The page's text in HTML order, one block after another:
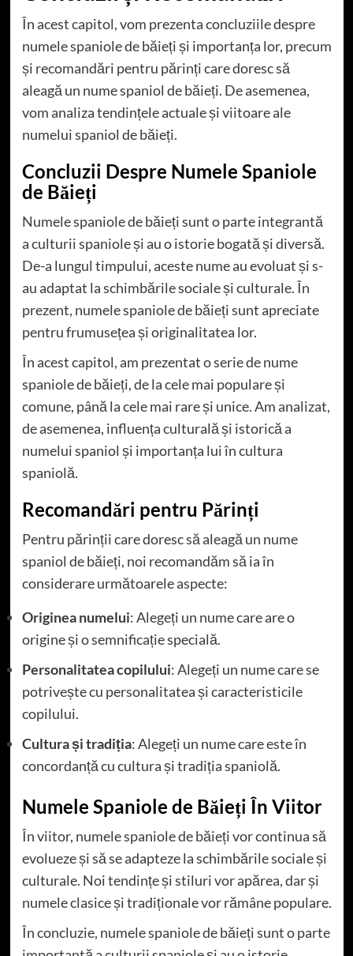
În acest capitol, vom prezenta concluziile despre
numele spaniole de băieți și importanța lor, precum
și recomandări pentru părinți care doresc să
aleagă un nume spaniol de băieți. De asemenea,
vom analiza tendințele actuale și viitoare ale
numelui spaniol de băieți.
Concluzii Despre Numele Spaniole
de Băieți
Numele spaniole de băieți sunt o parte integrantă
a culturii spaniole și au o istorie bogată și diversă.
De-a lungul timpului, aceste nume au evoluat și s-
au adaptat la schimbările sociale și culturale. În
prezent, numele spaniole de băieți sunt apreciate
pentru frumusețea și originalitatea lor.
În acest capitol, am prezentat o serie de nume
spaniole de băieți, de la cele mai populare și
comune, până la cele mai rare și unice. Am analizat,
de asemenea, influența culturală și istorică a
numelui spaniol și importanța lui în cultura
spaniolă.
Recomandări pentru Părinți
Pentru părinții care doresc să aleagă un nume
spaniol de băieți, noi recomandăm să ia în
considerare următoarele aspecte:
Originea numelui: Alegeți un nume care are o
origine și o semnificație specială.
Personalitatea copilului: Alegeți un nume care se
potrivește cu personalitatea și caracteristicile
copilului.
Cultura și tradiția: Alegeți un nume care este în
concordanță cu cultura și tradiția spaniolă.
Numele Spaniole de Băieți În Viitor
În viitor, numele spaniole de băieți vor continua să
evolueze și să se adapteze la schimbările sociale și
culturale. Noi tendințe și stiluri vor apărea, dar și
numele clasice și tradiționale vor rămâne populare.
În concluzie, numele spaniole de băieți sunt o parte